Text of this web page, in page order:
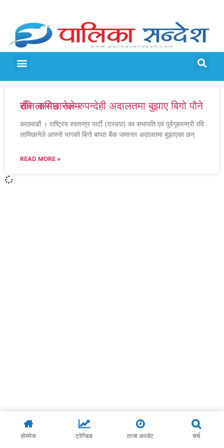
रवि लामिछानेले रुपन्देही अदालतमा बुझाए बिगो पौने तीन करोड रकम
काठमाडौं । राष्ट्रिय स्वतन्त्र पार्टी (रास्वपा) का सभापति एवं पूर्वगृहमन्त्री रवि
लामिछानेले आफ्नो भागको बिगो बापत बैंक जमानत अदालतमा बुझाएका छन्
READ MORE »
होमपेज ट्रेन्डिङ ताजा अपडेट सर्च